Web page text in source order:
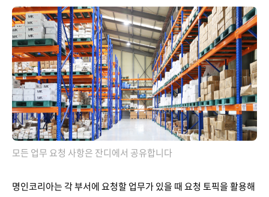
모든 업무 요청 사항은 잔디에서 공유합니다
명인코리아는 각 부서에 요청할 업무가 있을 때 요청 토픽을 활용해